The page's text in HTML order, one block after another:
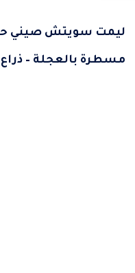
ليمت سويتش صيني
مسطرة بالعجلة – ذراع